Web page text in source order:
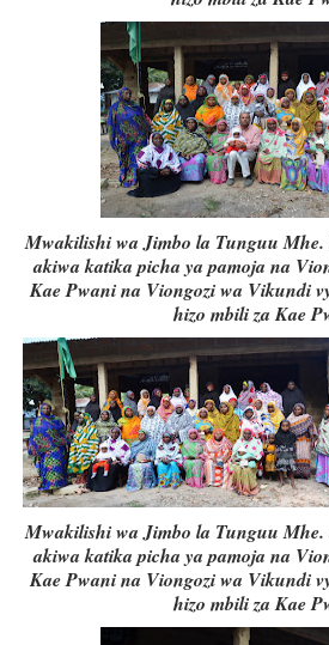
Mwakilishi wa Jimbo la Tunguu Mhe.
akiwa katika picha ya pamoja na
Kae Pwani na Viongozi wa Vikundi
hizo mbili za Kae
Mwakilishi wa Jimbo la Tunguu Mhe.
akiwa katika picha ya pamoja na
Kae Pwani na Viongozi wa Vikundi
hizo mbili za Kae